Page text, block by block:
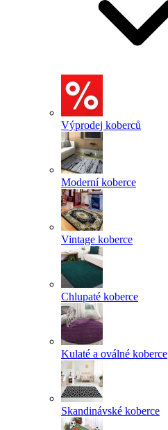
Výprodej koberců
Moderní koberce
Vintage koberce
Chlupaté koberce
Kulaté a oválné koberce
Skandinávské koberce